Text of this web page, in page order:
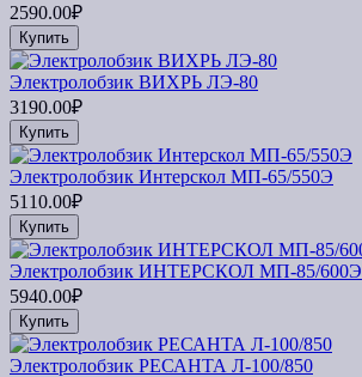
2590.00₽
Купить
Электролобзик ВИХРЬ ЛЭ-80
3190.00₽
Купить
Электролобзик Интерскол МП-65/550Э
5110.00₽
Купить
Электролобзик ИНТЕРСКОЛ МП-85/600Э
5940.00₽
Купить
Электролобзик РЕСАНТА Л-100/850